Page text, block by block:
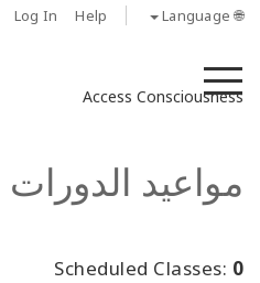
Log In Help 🌐 Language
Access Consciousness
مواعيد الدورات
Scheduled Classes: 0